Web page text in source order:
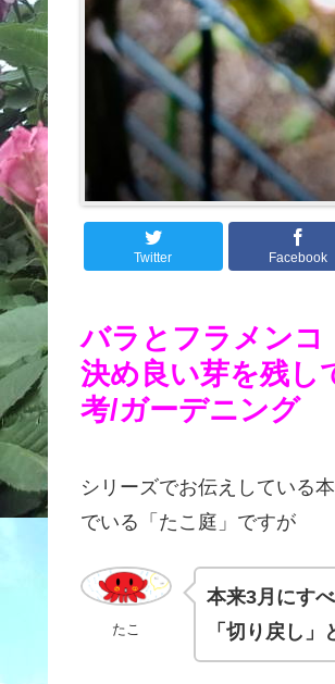
Twitter Facebook
バラとフラメン
決め良い芽を残
考/ガーデニング
シリーズでお伝えしている
でいる「たこ庭」ですが
たこ
本来3月にす
「切り戻し